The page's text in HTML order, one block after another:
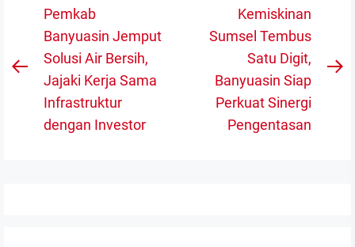
Navigasi
pos
Previous
Pemkab
Banyuasin Jemput
Solusi Air Bersih,
Jajaki Kerja Sama
Infrastruktur
dengan Investor
Kemiskinan
Sumsel Tembus
Satu Digit,
Banyuasin Siap
Perkuat Sinergi
Pengentasan